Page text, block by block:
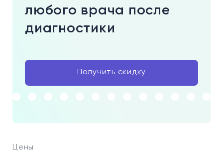
Цены
любого врача после
диагностики
Получить скидку